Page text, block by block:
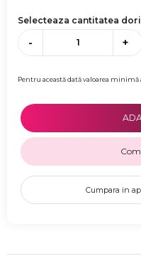
Selecteaza cantitatea
- +
Pentru această dată valoarea minimă
Cumpara in